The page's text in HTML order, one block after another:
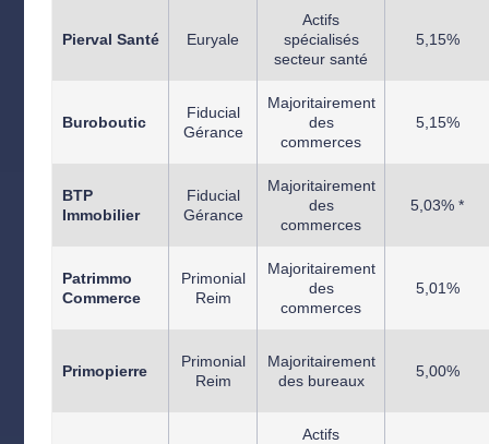
Pierval Santé Euryale
Actifs
spécialisés
secteur santé
5,15%
Buroboutic
Fiducial
Gérance
Majoritairement
des
commerces
5,15%
BTP
Immobilier
Fiducial
Gérance
Majoritairement
des
commerces
5,03% *
Patrimmo
Commerce
Primonial
Reim
Majoritairement
des
commerces
5,01%
Primopierre
Primonial
Reim
Majoritairement
des bureaux
5,00%
Actifs